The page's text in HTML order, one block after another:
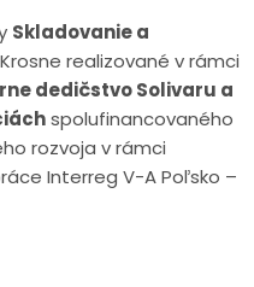
Skladovanie a
realizované v rámci
dedičstvo Solivaru a
spolufinancovaného
rozvoja v rámci
Interreg V-A Poľsko –